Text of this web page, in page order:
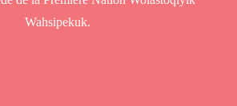
Wahsipekuk.